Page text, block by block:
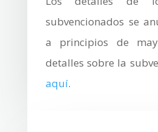
subvencionados se
a principios de
detalles sobre la
aquí.